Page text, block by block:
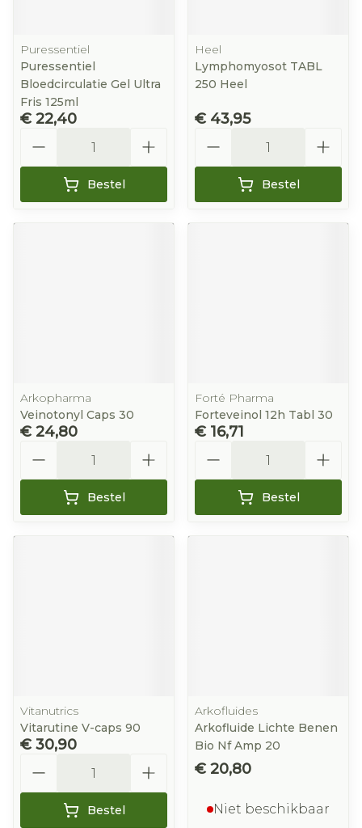
Puressentiel
Puressentiel
Bloedcirculatie Gel Ultra
Fris 125ml
€ 22,40
Bestel
Heel
Lymphomyosot TABL
250 Heel
€ 43,95
Bestel
Arkopharma
Veinotonyl Caps 30
€ 24,80
Bestel
Forté Pharma
Forteveinol 12h Tabl 30
€ 16,71
Bestel
Vitanutrics
Vitarutine V-caps 90
€ 30,90
Bestel
Arkofluides
Arkofluide Lichte Benen
Bio Nf Amp 20
€ 20,80
Niet beschikbaar